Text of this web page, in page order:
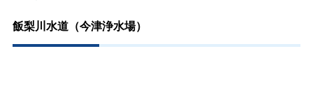
飯梨川水道（今津浄水場）